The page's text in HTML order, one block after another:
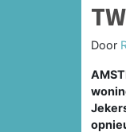
Door